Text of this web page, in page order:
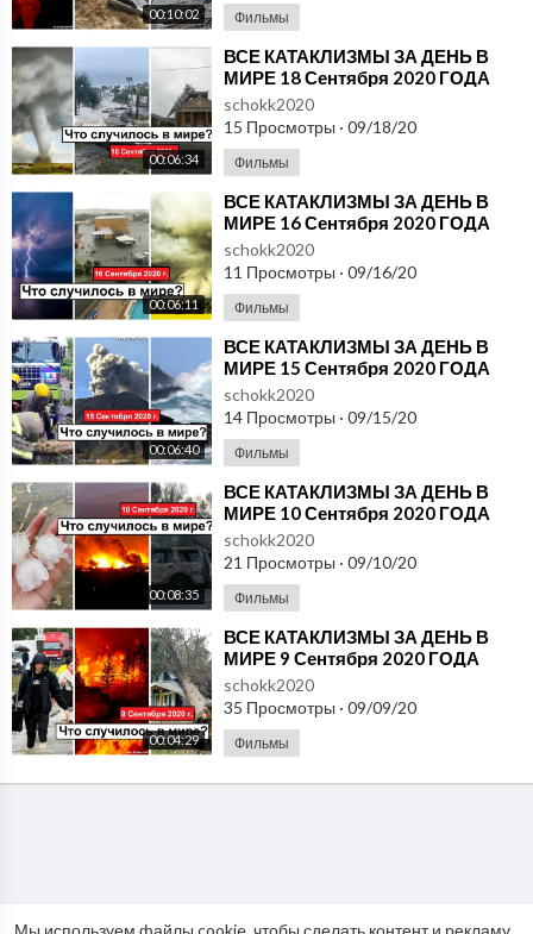
Мы используем файлы cookie, чтобы сделать контент и рекламу
00:10:02 Фильмы
00:06:34
⁣ВСЕ КАТАКЛИЗМЫ ЗА ДЕНЬ В
МИРЕ 18 Сентября 2020 ГОДА
#ДрожьЗемли #Катаклизмы
schokk2020
15 Просмотры · 09/18/20
Фильмы
00:06:11
⁣ВСЕ КАТАКЛИЗМЫ ЗА ДЕНЬ В
МИРЕ 16 Сентября 2020 ГОДА
#ДрожьЗемли #Катаклизмы
schokk2020
11 Просмотры · 09/16/20
Фильмы
00:06:40
⁣ВСЕ КАТАКЛИЗМЫ ЗА ДЕНЬ В
МИРЕ 15 Сентября 2020 ГОДА
#ДрожьЗемли #Катаклизмы
schokk2020
14 Просмотры · 09/15/20
Фильмы
00:08:35
⁣ВСЕ КАТАКЛИЗМЫ ЗА ДЕНЬ В
МИРЕ 10 Сентября 2020 ГОДА
#ДрожьЗемли #Катаклизмы
schokk2020
21 Просмотры · 09/10/20
Фильмы
00:04:29
⁣ВСЕ КАТАКЛИЗМЫ ЗА ДЕНЬ В
МИРЕ 9 Сентября 2020 ГОДА
#ДрожьЗемли #Катаклизмы
schokk2020
35 Просмотры · 09/09/20
Фильмы